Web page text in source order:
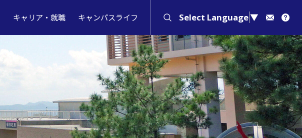
キャリア・就職 キャンパスライフ Select Language▼